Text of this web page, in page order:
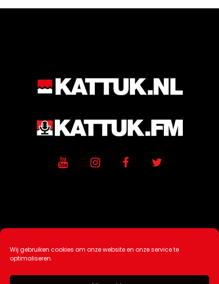
Wij gebruiken cookies om onze website en onze service te
optimaliseren.
Ontwikkeling / Hosting doorAtSea